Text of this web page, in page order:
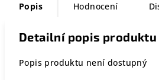
Popis Hodnocení
Detailní popis produktu
Popis produktu není dostupný